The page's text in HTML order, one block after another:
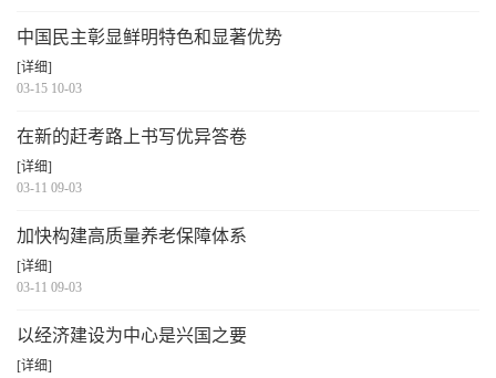
中国民主彰显鲜明特色和显著优势
[详细]
03-15 10-03
在新的赶考路上书写优异答卷
[详细]
03-11 09-03
加快构建高质量养老保障体系
[详细]
03-11 09-03
以经济建设为中心是兴国之要
[详细]